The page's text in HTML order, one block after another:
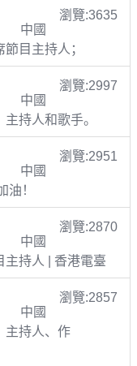
瀏覽:3635
中國
目主持人；
瀏覽:2997
中國
持人和歌手。
瀏覽:2951
中國
油！
瀏覽:2870
中國
主持人 | 香港電臺
瀏覽:2857
中國
主持人、作